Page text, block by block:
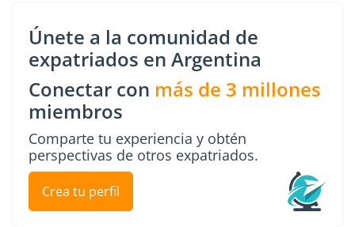
Únete a la comunidad de
expatriados en Argentina
Conectar con más de 3 millones
miembros
Comparte tu experiencia y obtén
perspectivas de otros expatriados.
Crea tu perfil